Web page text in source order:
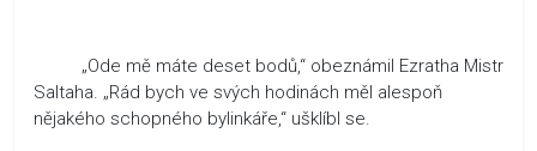
„Ode mě máte deset bodů,“ obeznámil Ezratha Mistr
Saltaha. „Rád bych ve svých hodinách měl alespoň
nějakého schopného bylinkáře,“ ušklíbl se.